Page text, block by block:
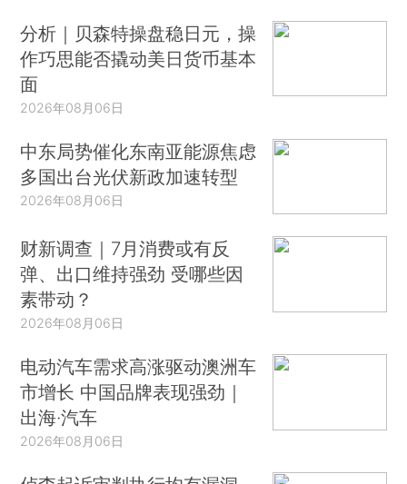
分析｜贝森特操盘稳日元，操
作巧思能否撬动美日货币基本
面
2026年08月06日
中东局势催化东南亚能源焦虑
多国出台光伏新政加速转型
2026年08月06日
财新调查｜7月消费或有反
弹、出口维持强劲 受哪些因
素带动？
2026年08月06日
电动汽车需求高涨驱动澳洲车
市增长 中国品牌表现强劲｜
出海·汽车
2026年08月06日